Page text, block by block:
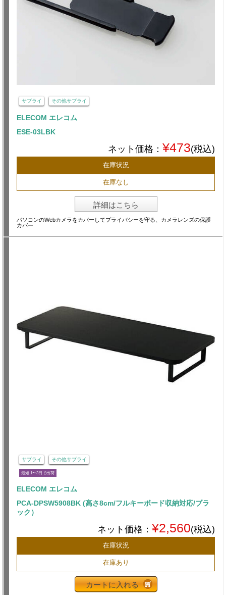
サプライ その他サプライ
ELECOM エレコム
ESE-03LBK
ネット価格： ¥473(税込)
在庫状況
在庫なし
詳細はこちら
パソコンのWebカメラをカバーしてプライバシーを守る、カメラレンズの保護
カバー
サプライ その他サプライ
最短 1〜3日で出荷
ELECOM エレコム
PCA-DPSW5908BK (高さ8cm/フルキーボード収納対応/ブラ
ック）
ネット価格： ¥2,560(税込)
在庫状況
在庫あり
カートに入れる